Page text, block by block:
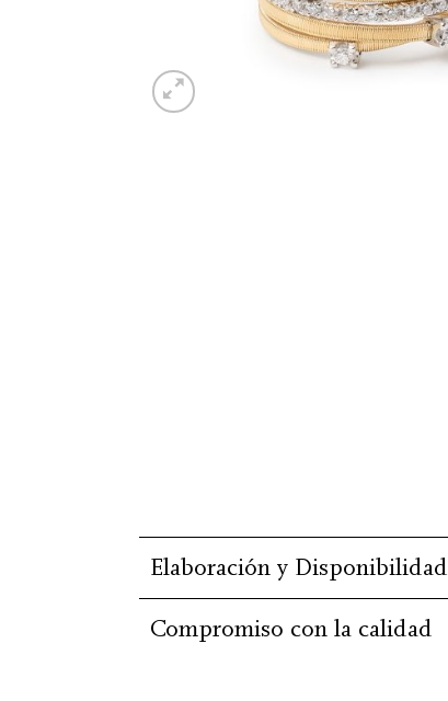
Elaboración y Disponibilidad
Compromiso con la calidad